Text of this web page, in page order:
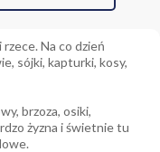
Na co dzień
sójki, kapturki, kosy,
brzoza, osiki,
żyzna i świetnie tu